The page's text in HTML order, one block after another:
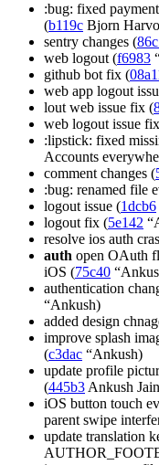
:bug: fixed
(b119c Bjorn
sentry changes (
web logout (f6983
github bot fix (
web app logout
lout web issue fix (
web logout issue
:lipstick: fixed
Accounts
comment changes (
:bug: renamed file
logout issue (1dcb6
logout fix (5e142
resolve ios auth
auth open OAuth
iOS (75c40
authentication
“Ankush)
added design
improve splash
(c3dac “Ankush)
update profile
(445b3Ankush
iOS button touch
parent swipe
update translation